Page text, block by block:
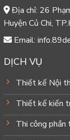
Địa chỉ: 26
Huyện Củ Chi,
Email:
DỊCH VỤ
Thiết kế Nội
Thiết kế kiến
Thi công phần